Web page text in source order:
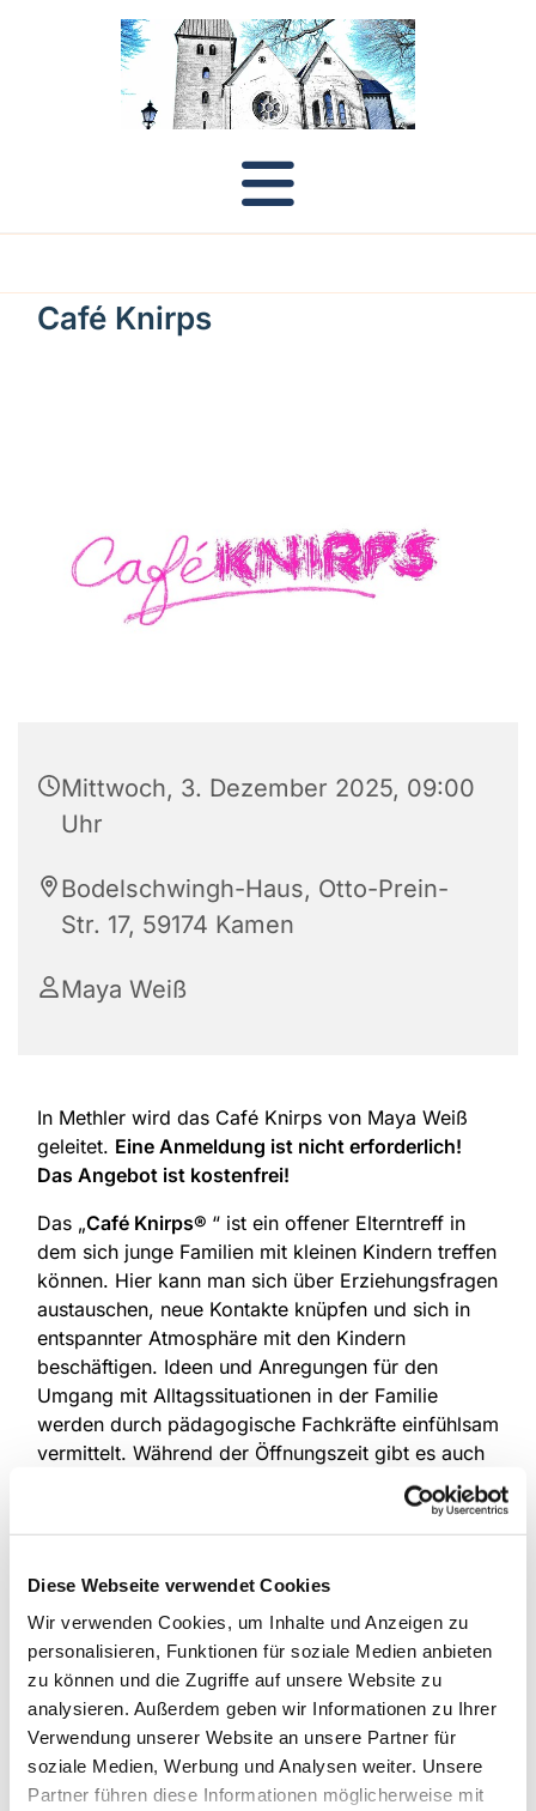
Diese Webseite verwendet Cookies
Wir verwenden Cookies, um Inhalte und Anzeigen zu
personalisieren, Funktionen für soziale Medien anbieten
zu können und die Zugriffe auf unsere Website zu
analysieren. Außerdem geben wir Informationen zu Ihrer
Verwendung unserer Website an unsere Partner für
soziale Medien, Werbung und Analysen weiter. Unsere
Partner führen diese Informationen möglicherweise mit
Café Knirps
Mittwoch, 3. Dezember 2025, 09:00
Uhr
Bodelschwingh-Haus, Otto-Prein-
Str. 17, 59174 Kamen
Maya Weiß
In Methler wird das Café Knirps von Maya Weiß
geleitet. Eine Anmeldung ist nicht erforderlich!
Das Angebot ist kostenfrei!
Das „Café Knirps® “ ist ein offener Elterntreff in
dem sich junge Familien mit kleinen Kindern treffen
können. Hier kann man sich über Erziehungsfragen
austauschen, neue Kontakte knüpfen und sich in
entspannter Atmosphäre mit den Kindern
beschäftigen. Ideen und Anregungen für den
Umgang mit Alltagssituationen in der Familie
werden durch pädagogische Fachkräfte einfühlsam
vermittelt. Während der Öffnungszeit gibt es auch
eine kleine Spieleinheit mit den kleinen Kindern,
hier werden erste Fingerspiele und kleine
Bewegungs-, Kreis- und Singspiele angeboten, um
Entwicklung des Kindes zu sensibilisieren. Dieses
Angebot wird unterstützt durch Kollekten der Ev.
Kirche von Westfalen, Familienzentren
und Kooperationen mit Gemeinden aus dem
Kirchenkreis Unna.
Textquelle:Café Knirps® Ev. Bildungsportal Unna
(ev-bildungsportal-unna.de)